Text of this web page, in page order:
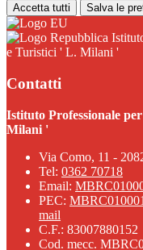
Accetta tutti Salva le
e Turistici ' L. Milani '
Contatti
Istituto Professionale
Milani '
Via Como, 11 -
Tel: 0362 70718
Email:
PEC:
mail
C.F.: 83007880152
Cod. mecc.